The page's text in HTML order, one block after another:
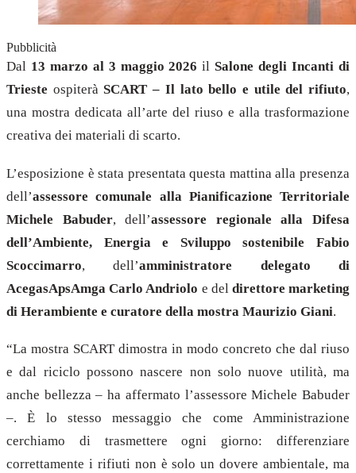
Pubblicità
Dal 13 marzo al 3 maggio 2026 il Salone degli Incanti di
Trieste ospiterà SCART – Il lato bello e utile del rifiuto,
una mostra dedicata all’arte del riuso e alla trasformazione
creativa dei materiali di scarto.
L’esposizione è stata presentata questa mattina alla presenza
dell’assessore comunale alla Pianificazione Territoriale
Michele Babuder, dell’assessore regionale alla Difesa
dell’Ambiente, Energia e Sviluppo sostenibile Fabio
Scoccimarro, dell’amministratore delegato di
AcegasApsAmga Carlo Andriolo e del direttore marketing
di Herambiente e curatore della mostra Maurizio Giani.
“La mostra SCART dimostra in modo concreto che dal riuso
e dal riciclo possono nascere non solo nuove utilità, ma
anche bellezza – ha affermato l’assessore Michele Babuder
–. È lo stesso messaggio che come Amministrazione
cerchiamo di trasmettere ogni giorno: differenziare
correttamente i rifiuti non è solo un dovere ambientale, ma